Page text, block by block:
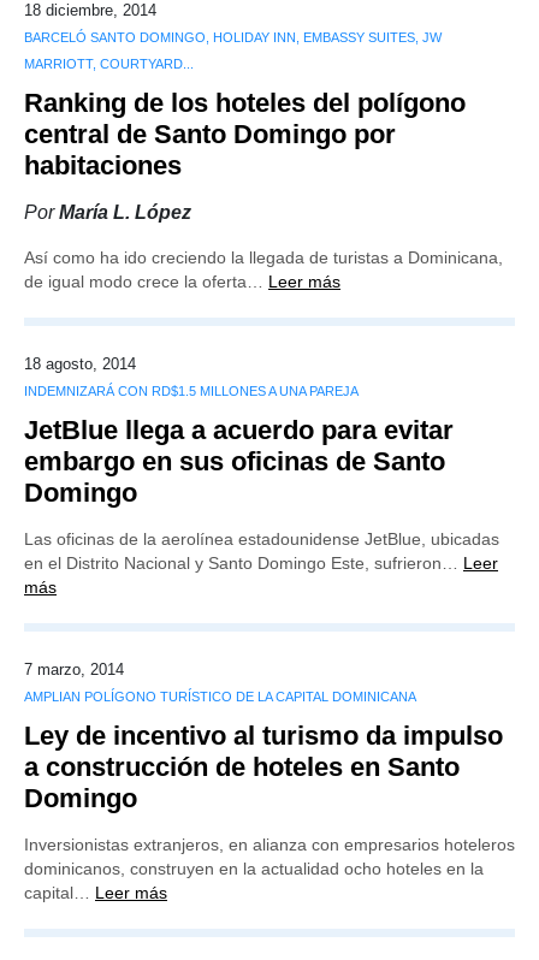
18 diciembre, 2014
BARCELÓ SANTO DOMINGO, HOLIDAY INN, EMBASSY SUITES, JW
MARRIOTT, COURTYARD...
Ranking de los hoteles del polígono
central de Santo Domingo por
habitaciones
PorMaría L. López
Así como ha ido creciendo la llegada de turistas a Dominicana,
de igual modo crece la oferta… Leer más
18 agosto, 2014
INDEMNIZARÁ CON RD$1.5 MILLONES A UNA PAREJA
JetBlue llega a acuerdo para evitar
embargo en sus oficinas de Santo
Domingo
Las oficinas de la aerolínea estadounidense JetBlue, ubicadas
en el Distrito Nacional y Santo Domingo Este, sufrieron… Leer
más
7 marzo, 2014
AMPLIAN POLÍGONO TURÍSTICO DE LA CAPITAL DOMINICANA
Ley de incentivo al turismo da impulso
a construcción de hoteles en Santo
Domingo
Inversionistas extranjeros, en alianza con empresarios hoteleros
dominicanos, construyen en la actualidad ocho hoteles en la
capital… Leer más